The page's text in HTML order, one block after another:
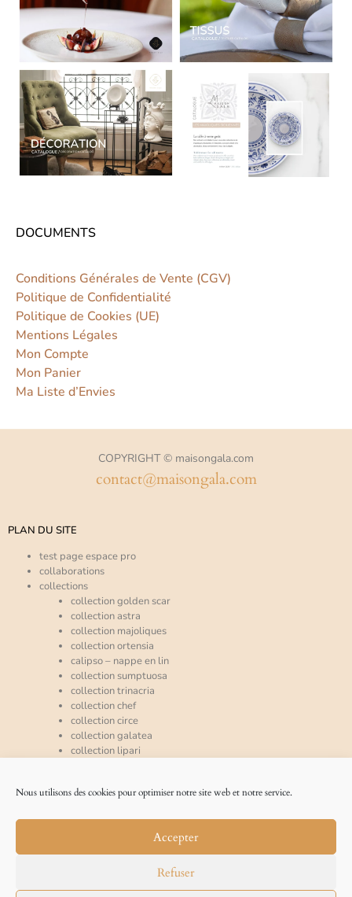
Nous utilisons des cookies pour optimiser notre site web et notre service.
Accepter
Refuser
DOCUMENTS
Conditions Générales de Vente (CGV)
Politique de Confidentialité
Politique de Cookies (UE)
Mentions Légales
Mon Compte
Mon Panier
Ma Liste d’Envies
COPYRIGHT © maisongala.com
contact@maisongala.com
PLAN DU SITE
test page espace pro
collaborations
collections
collection golden scar
collection astra
collection majoliques
collection ortensia
calipso – nappe en lin
collection sumptuosa
collection trinacria
collection chef
collection circe
collection galatea
collection lipari
qui sommes-nous ?
blog
l’art de la table, notre philosophie